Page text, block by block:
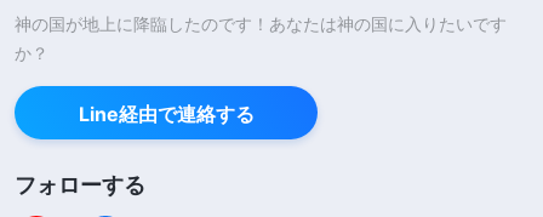
神の国が地上に降臨したのです！あなたは神の国に入りたいです
か？
Line経由で連絡する
フォローする